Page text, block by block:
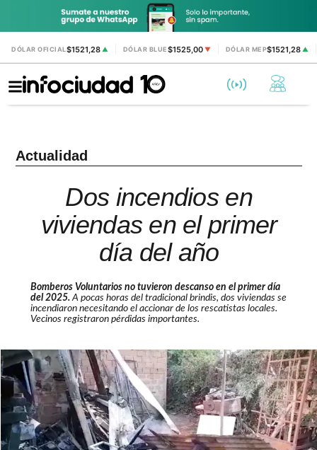
DÓLAR OFICIAL$1521,28 ▲ DÓLAR BLUE$1525,00 ▼ DÓLAR MEP$1521,28▲
Actualidad
Dos incendios en
viviendas en el primer
día del año
Bomberos Voluntarios no tuvieron descanso en el primer día
del 2025.A pocas horas del tradicional brindis, dos viviendas se
incendiaron necesitando el accionar de los rescatistas locales.
Vecinos registraron pérdidas importantes.